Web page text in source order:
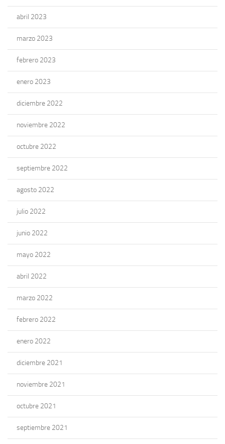
abril 2023
marzo 2023
febrero 2023
enero 2023
diciembre 2022
noviembre 2022
octubre 2022
septiembre 2022
agosto 2022
julio 2022
junio 2022
mayo 2022
abril 2022
marzo 2022
febrero 2022
enero 2022
diciembre 2021
noviembre 2021
octubre 2021
septiembre 2021